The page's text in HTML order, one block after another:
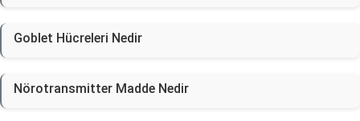
Goblet Hücreleri Nedir
Nörotransmitter Madde Nedir